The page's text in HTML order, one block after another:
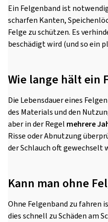
Ein Felgenband ist
scharfen Kanten,
Felge zu schützen. Es
beschädigt wird (und so ein
Wie lange hält ein
Die Lebensdauer eines
des Materials und den
aber in der Regel mehrere
Risse oder Abnutzung
der Schlauch oft gewechselt
Kann man ohne
Ohne Felgenband zu fahren
dies schnell zu Schäden am